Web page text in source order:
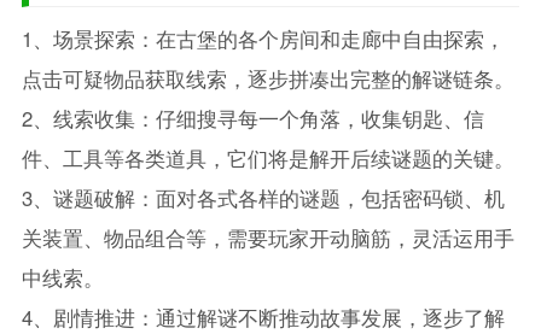
1、场景探索：在古堡的各个房间和走廊中自由探索，
点击可疑物品获取线索，逐步拼凑出完整的解谜链条。
2、线索收集：仔细搜寻每一个角落，收集钥匙、信
件、工具等各类道具，它们将是解开后续谜题的关键。
3、谜题破解：面对各式各样的谜题，包括密码锁、机
关装置、物品组合等，需要玩家开动脑筋，灵活运用手
中线索。
4、剧情推进：通过解谜不断推动故事发展，逐步了解